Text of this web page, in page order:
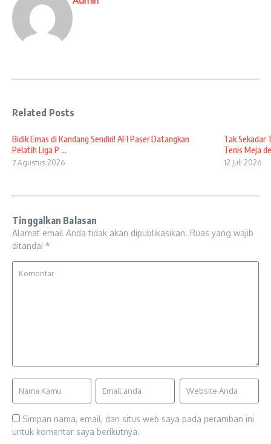
Related Posts
Bidik Emas di Kandang Sendiri! AFI Paser Datangkan
Pelatih Liga P ...
7 Agustus 2026
Tak Sekadar
Tenis Meja
12 Juli 2026
Tinggalkan Balasan
Alamat email Anda tidak akan dipublikasikan. Ruas yang wajib
ditandai *
Simpan nama, email, dan situs web saya pada peramban ini
untuk komentar saya berikutnya.